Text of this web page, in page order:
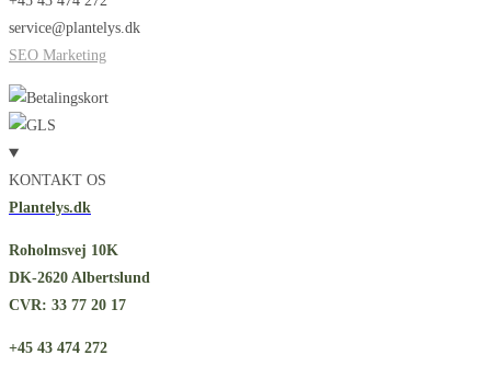
service@plantelys.dk
SEO Marketing
KONTAKT OS
Plantelys.dk
Roholmsvej 10K
DK-2620 Albertslund
CVR: 33 77 20 17
+45 43 474 272